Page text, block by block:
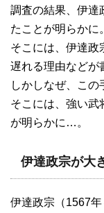
調査の結果、伊達
たことが明らかに。
そこには、伊達政
遅れる理由などが
しかしなぜ、この
そこには、強い武
が明らかに…。
伊達政宗が大
伊達政宗（1567年